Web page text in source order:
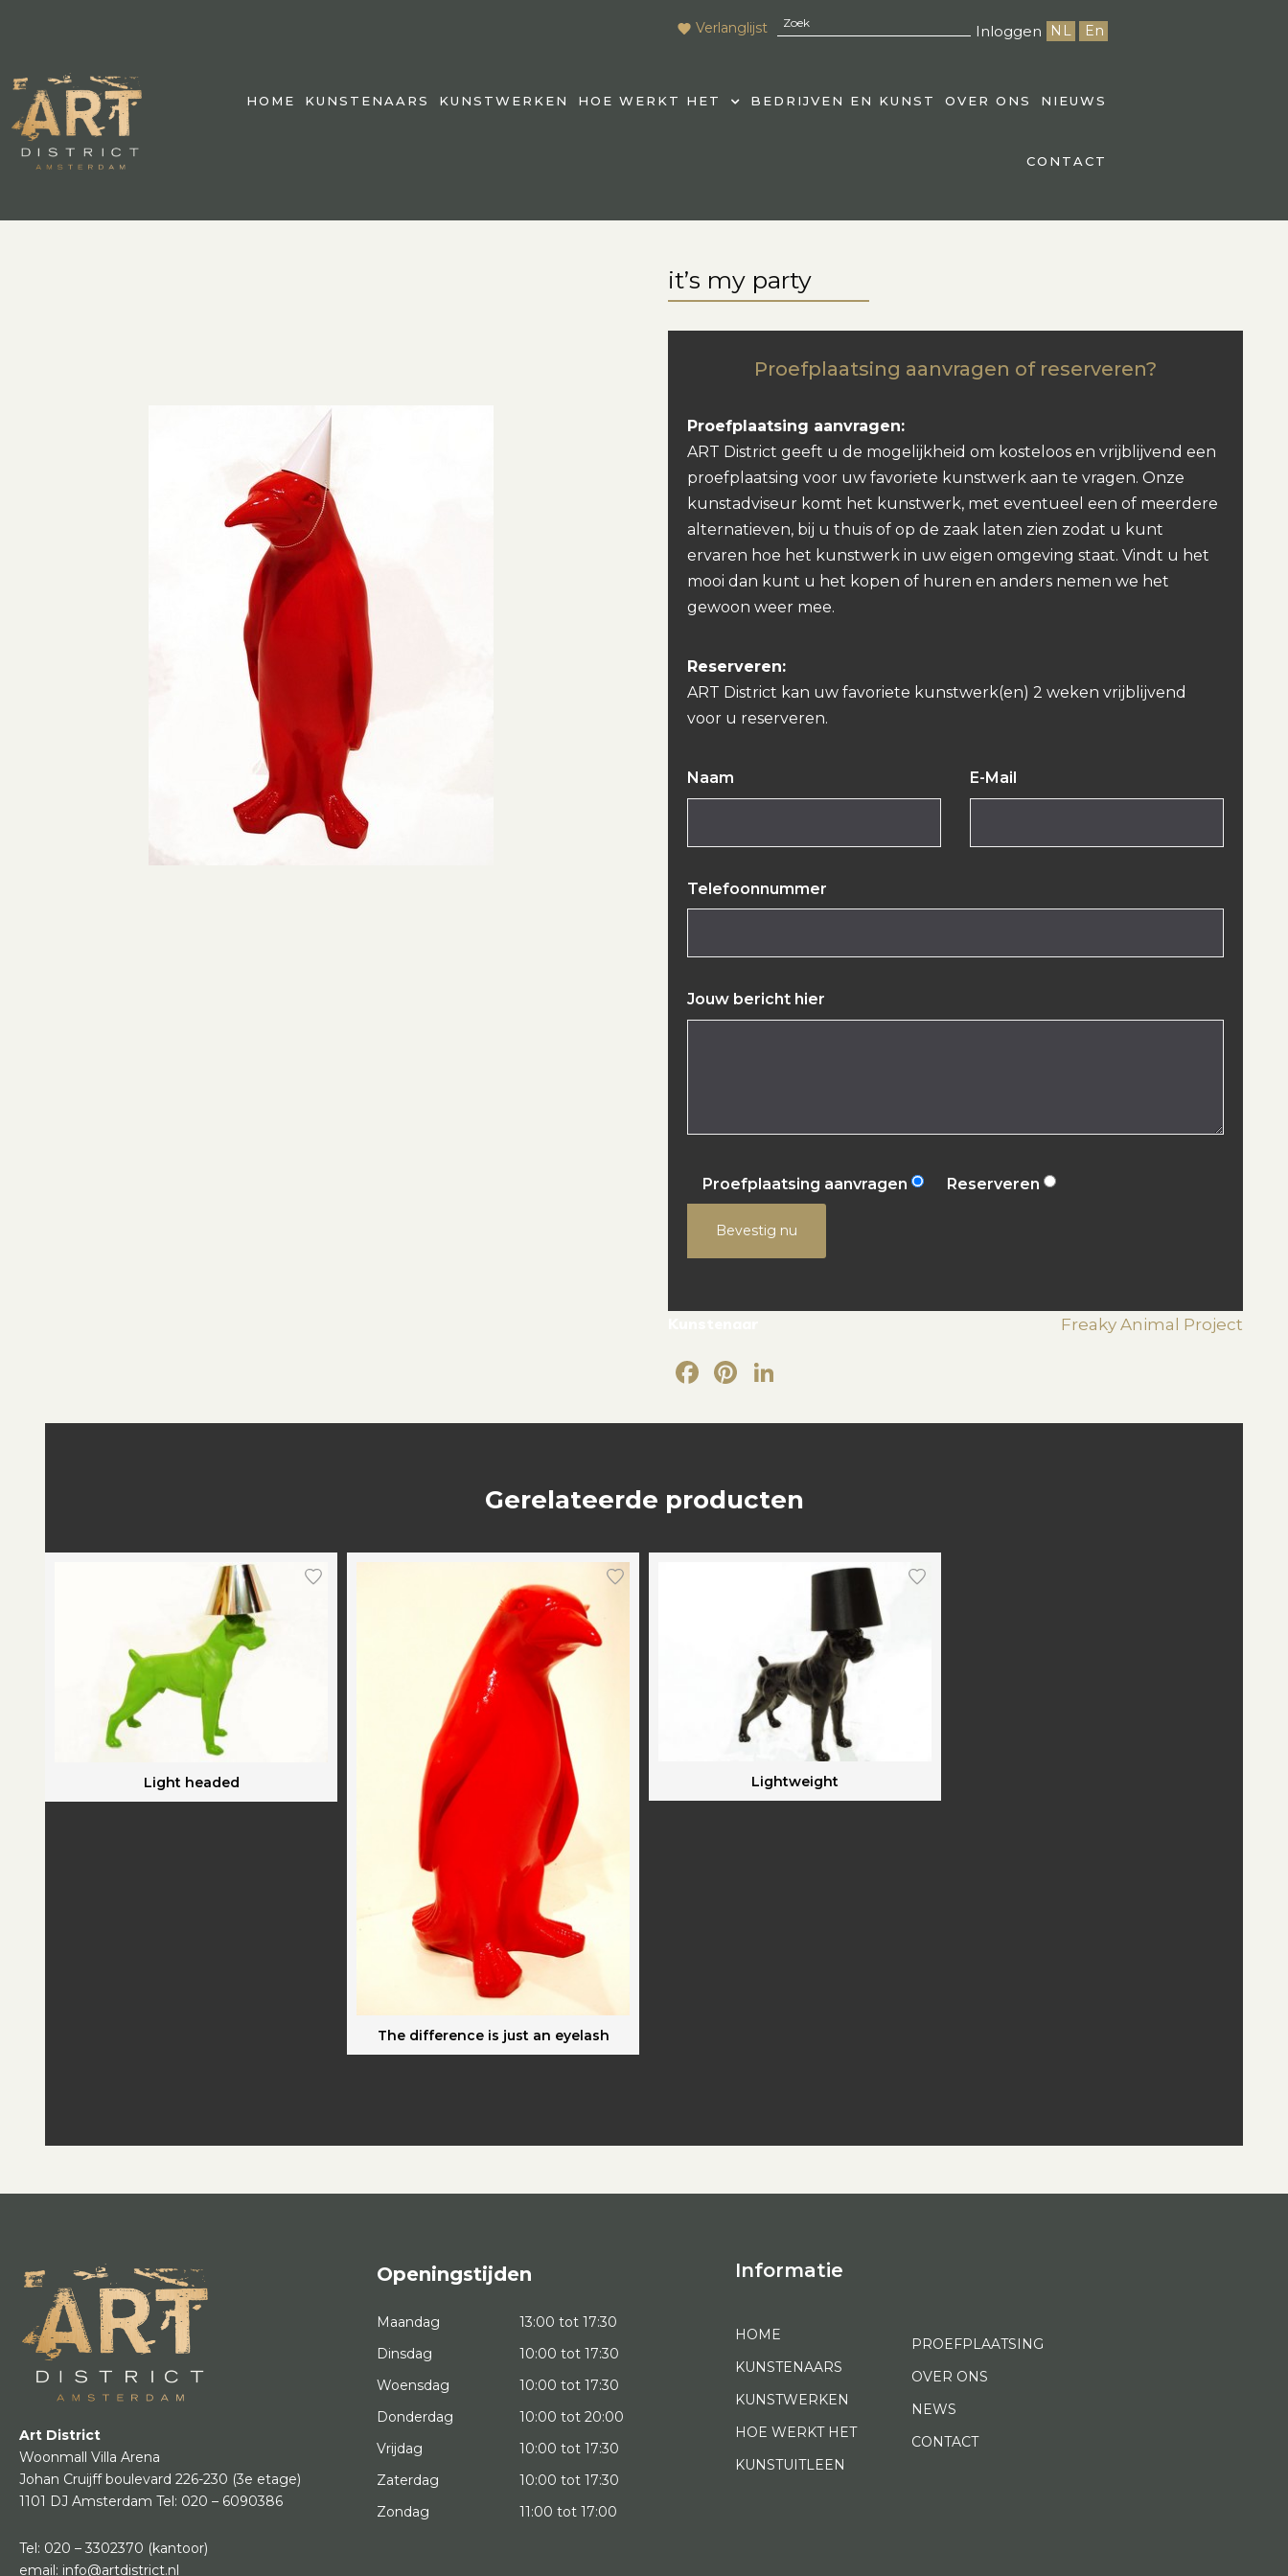
Verlanglijst Inloggen NL En
HOME KUNSTENAARS KUNSTWERKEN HOE WERKT HET BEDRIJVEN EN KUNST OVER ONS NIEUWS
CONTACT
it’s my party
Proefplaatsing aanvragen of reserveren?
Proefplaatsing aanvragen:
ART District geeft u de mogelijkheid om kosteloos en vrijblijvend een
proefplaatsing voor uw favoriete kunstwerk aan te vragen. Onze
kunstadviseur komt het kunstwerk, met eventueel een of meerdere
alternatieven, bij u thuis of op de zaak laten zien zodat u kunt
ervaren hoe het kunstwerk in uw eigen omgeving staat. Vindt u het
mooi dan kunt u het kopen of huren en anders nemen we het
gewoon weer mee.
Reserveren:
ART District kan uw favoriete kunstwerk(en) 2 weken vrijblijvend
voor u reserveren.
Naam E-Mail
Telefoonnummer
Jouw bericht hier
Proefplaatsing aanvragen Reserveren
Bevestig nu
Freaky Animal Project
Facebook
Pinterest
Gerelateerde producten
Light headed
The difference is just an eyelash
Lightweight
Art District
Woonmall Villa Arena
Johan Cruijff boulevard 226-230 (3e etage)
1101 DJ Amsterdam Tel: 020 – 6090386
Tel: 020 – 3302370 (kantoor)
email: info@artdistrict.nl
Openingstijden
Maandag
13:00 tot 17:30
Dinsdag
10:00 tot 17:30
Woensdag
10:00 tot 17:30
Donderdag
10:00 tot 20:00
Vrijdag
10:00 tot 17:30
Zaterdag
10:00 tot 17:30
Zondag
11:00 tot 17:00
Informatie
HOME
KUNSTENAARS
KUNSTWERKEN
HOE WERKT HET
KUNSTUITLEEN
PROEFPLAATSING
OVER ONS
NEWS
CONTACT